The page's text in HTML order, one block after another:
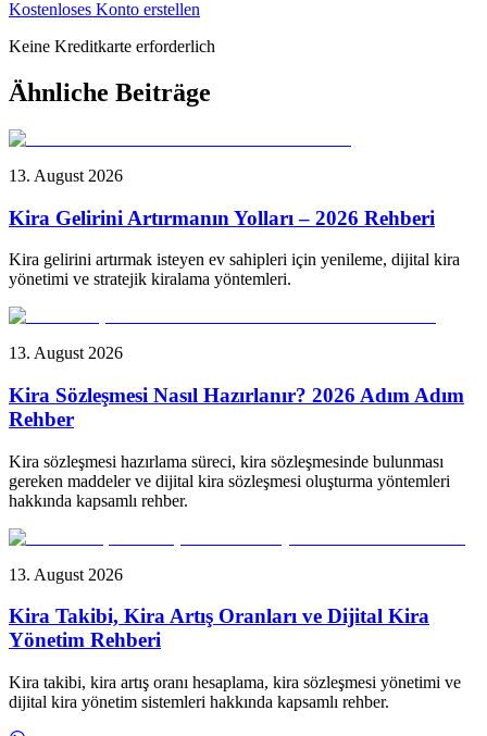
Kostenloses Konto erstellen
Keine Kreditkarte erforderlich
Ähnliche Beiträge
13. August 2026
Kira Gelirini Artırmanın Yolları – 2026 Rehberi
Kira gelirini artırmak isteyen ev sahipleri için yenileme, dijital kira
yönetimi ve stratejik kiralama yöntemleri.
13. August 2026
Kira Sözleşmesi Nasıl Hazırlanır? 2026 Adım Adım
Rehber
Kira sözleşmesi hazırlama süreci, kira sözleşmesinde bulunması
gereken maddeler ve dijital kira sözleşmesi oluşturma yöntemleri
hakkında kapsamlı rehber.
13. August 2026
Kira Takibi, Kira Artış Oranları ve Dijital Kira
Yönetim Rehberi
Kira takibi, kira artış oranı hesaplama, kira sözleşmesi yönetimi ve
dijital kira yönetim sistemleri hakkında kapsamlı rehber.